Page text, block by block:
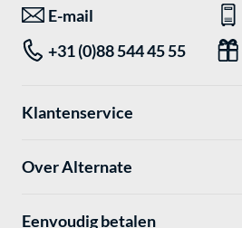
E-mail
+31 (0)88 544 45 55
Klantenservice
Over Alternate
Eenvoudig betalen